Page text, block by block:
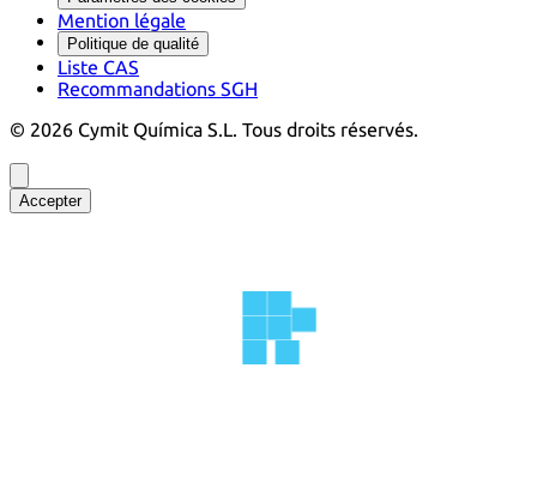
Mention légale
Politique de qualité
Liste CAS
Recommandations SGH
© 2026 Cymit Química S.L. Tous droits réservés.
Accepter